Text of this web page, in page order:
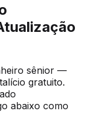
sênior —
gratuito.
abaixo como